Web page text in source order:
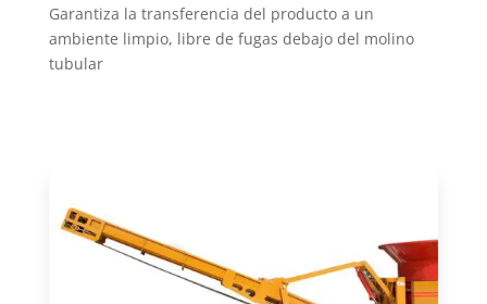
Garantiza la transferencia del producto a un
ambiente limpio, libre de fugas debajo del molino
tubular